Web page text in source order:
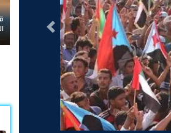
التالى
قوات الطوارئ اليمنية بين نشوة التفاخر
التماسيح اليوم